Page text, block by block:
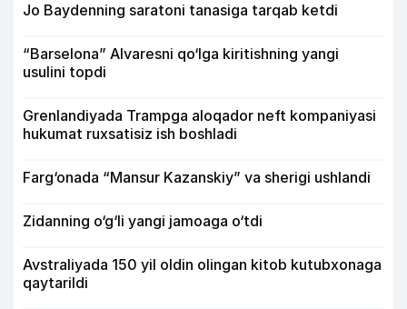
Jo Baydenning saratoni tanasiga tarqab ketdi
“Barselona” Alvaresni qo‘lga kiritishning yangi
usulini topdi
Grenlandiyada Trampga aloqador neft kompaniyasi
hukumat ruxsatisiz ish boshladi
Farg‘onada “Mansur Kazanskiy” va sherigi ushlandi
Zidanning o‘g‘li yangi jamoaga o‘tdi
Avstraliyada 150 yil oldin olingan kitob kutubxonaga
qaytarildi